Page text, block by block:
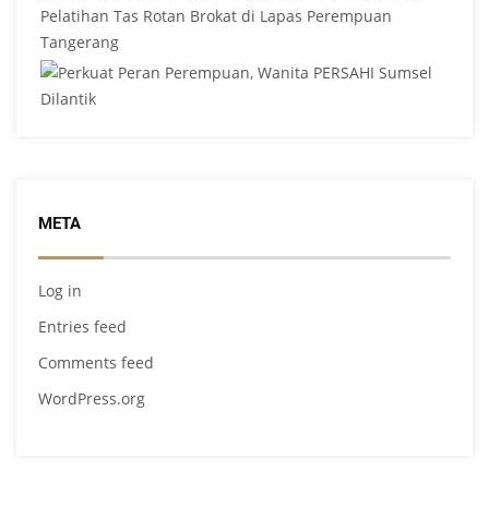
META
Log in
Entries feed
Comments feed
WordPress.org